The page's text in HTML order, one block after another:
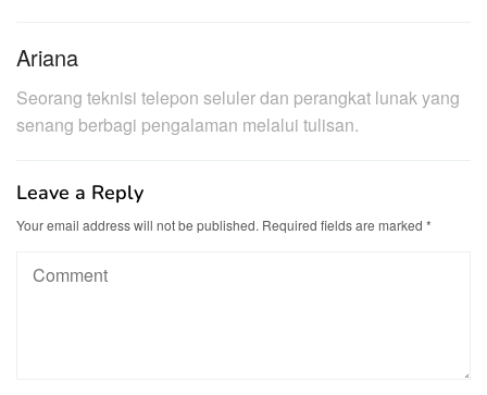
Ariana
Seorang teknisi telepon seluler dan perangkat lunak yang
senang berbagi pengalaman melalui tulisan.
Leave a Reply
Your email address will not be published. Required fields are marked *